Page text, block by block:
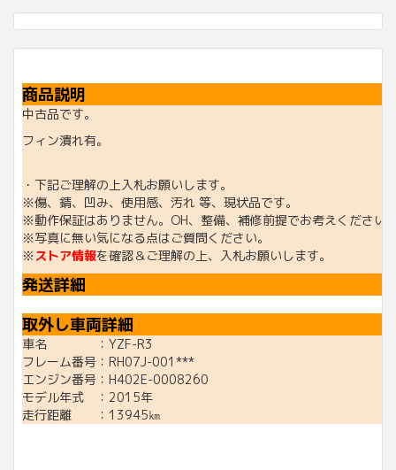
商品説明
中古品です。
フィン潰れ有。
・下記ご理解の上入札お願いします。
※傷、錆、凹み、使用感、汚れ 等、現状品です。
※動作保証はありません。OH、整備、補修前提でお考えください
※写真に無い気になる点はご質問ください。
※ストア情報を確認＆ご理解の上、入札お願いします。
発送詳細
取外し車両詳細
車名 ：YZF-R3
フレーム番号：RH07J-001***
エンジン番号：H402E-0008260
モデル年式 ：2015年
走行距離 ：13945㎞